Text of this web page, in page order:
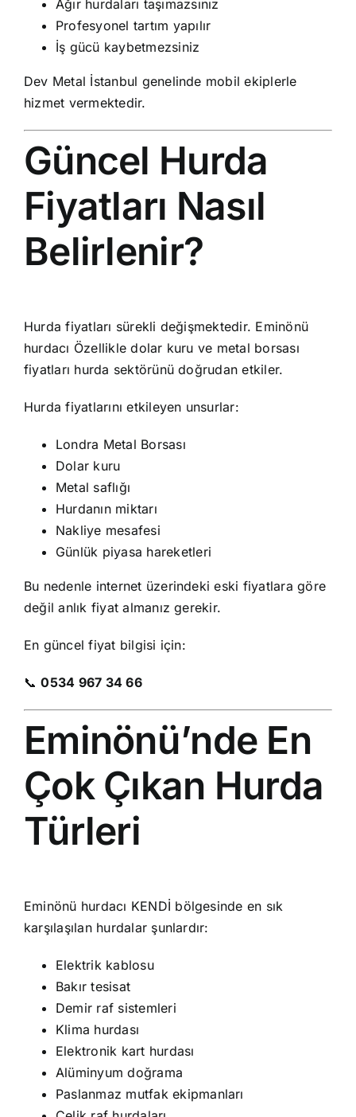
Ağır hurdaları taşımazsınız
Profesyonel tartım yapılır
İş gücü kaybetmezsiniz
Dev Metal İstanbul genelinde mobil ekiplerle
hizmet vermektedir.
Güncel Hurda
Fiyatları Nasıl
Belirlenir?
Hurda fiyatları sürekli değişmektedir. Eminönü
hurdacı Özellikle dolar kuru ve metal borsası
fiyatları hurda sektörünü doğrudan etkiler.
Hurda fiyatlarını etkileyen unsurlar:
Londra Metal Borsası
Dolar kuru
Metal saflığı
Hurdanın miktarı
Nakliye mesafesi
Günlük piyasa hareketleri
Bu nedenle internet üzerindeki eski fiyatlara göre
değil anlık fiyat almanız gerekir.
En güncel fiyat bilgisi için:
📞0534 967 34 66
Eminönü’nde En
Çok Çıkan Hurda
Türleri
Eminönü hurdacı KENDİ bölgesinde en sık
karşılaşılan hurdalar şunlardır:
Elektrik kablosu
Bakır tesisat
Demir raf sistemleri
Klima hurdası
Elektronik kart hurdası
Alüminyum doğrama
Paslanmaz mutfak ekipmanları